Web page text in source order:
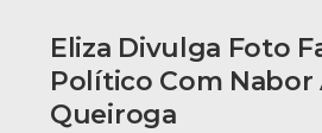
Eliza Divulga Foto
Político Com Nabor
Queiroga